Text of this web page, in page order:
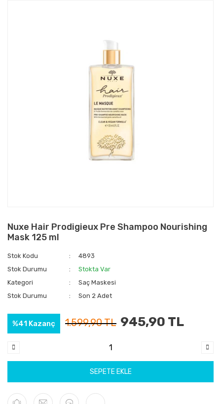
Nuxe Hair Prodigieux Pre Shampoo Nourishing
Mask 125 ml
Stok Kodu
4893
Stok Durumu
Stokta Var
Kategori
Saç Maskesi
Stok Durumu
Son 2 Adet
%41 Kazanç 1.599,90 TL 945,90 TL
SEPETE EKLE